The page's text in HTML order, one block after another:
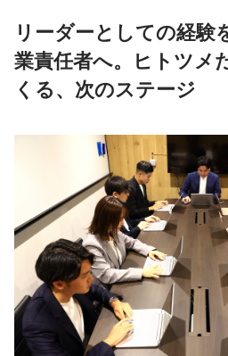
リーダーとしての経験
業責任者へ。ヒトツメ
くる、次のステージ